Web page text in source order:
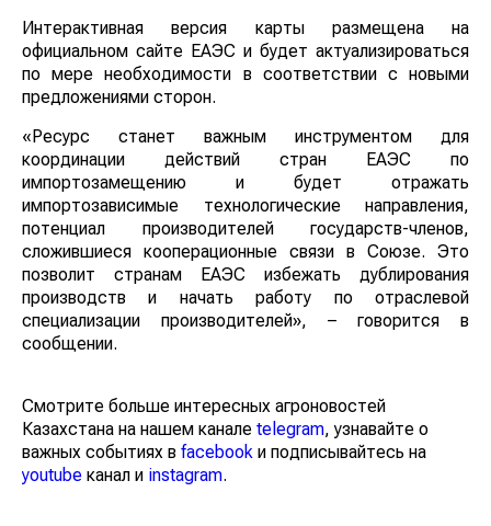
Интерактивная версия карты размещена на
официальном сайте ЕАЭС и будет актуализироваться
по мере необходимости в соответствии с новыми
предложениями сторон.
«Ресурс станет важным инструментом для
координации действий стран ЕАЭС по
импортозамещению и будет отражать
импортозависимые технологические направления,
потенциал производителей государств-членов,
сложившиеся кооперационные связи в Союзе. Это
позволит странам ЕАЭС избежать дублирования
производств и начать работу по отраслевой
специализации производителей», – говорится в
сообщении.
Смотрите больше интересных агроновостей
Казахстана на нашем канале telegram, узнавайте о
важных событиях в facebook и подписывайтесь на
youtube канал и instagram.